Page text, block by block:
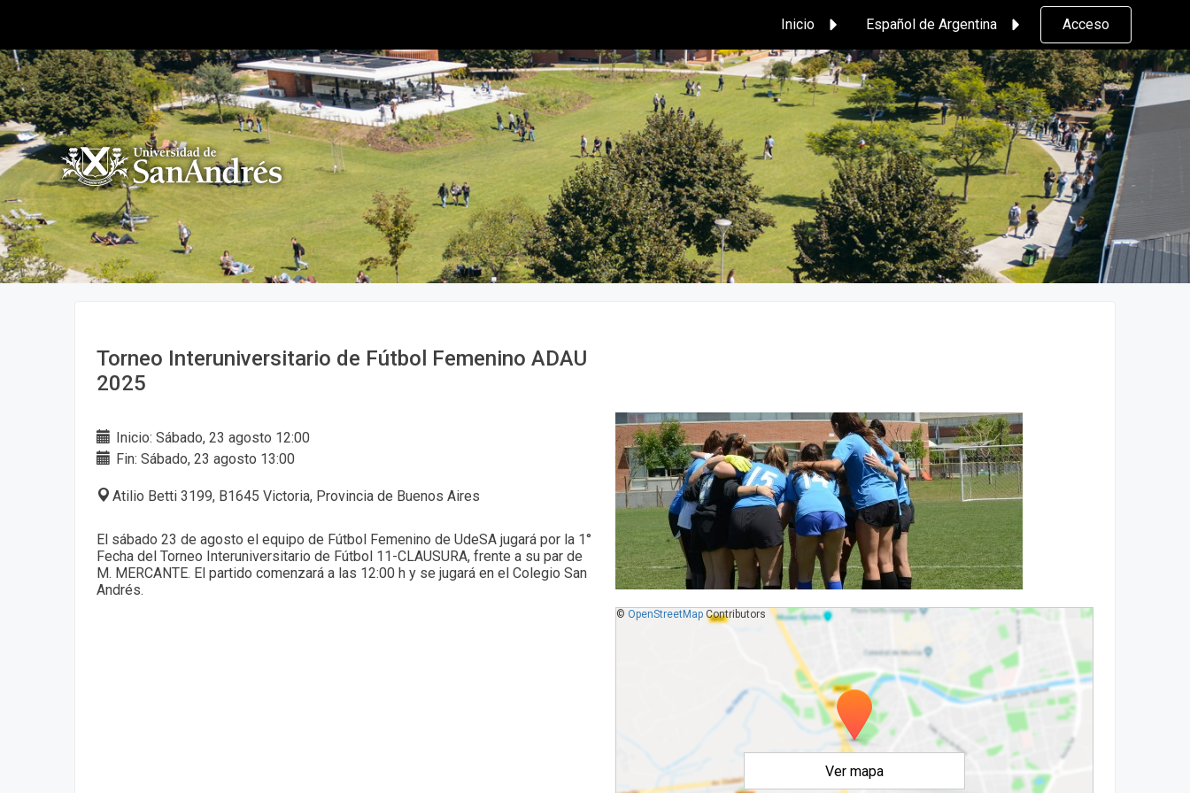
Inicio Español de Argentina Acceso
Torneo Interuniversitario de Fútbol Femenino ADAU
2025
Inicio: Sábado, 23 agosto 12:00
Fin: Sábado, 23 agosto 13:00
Atilio Betti 3199, B1645 Victoria, Provincia de Buenos Aires
El sábado 23 de agosto el equipo de Fútbol Femenino de UdeSA jugará por la 1°
Fecha del Torneo Interuniversitario de Fútbol 11-CLAUSURA, frente a su par de
M. MERCANTE. El partido comenzará a las 12:00 h y se jugará en el Colegio San
Andrés.
Ver mapa
© OpenStreetMapContributors